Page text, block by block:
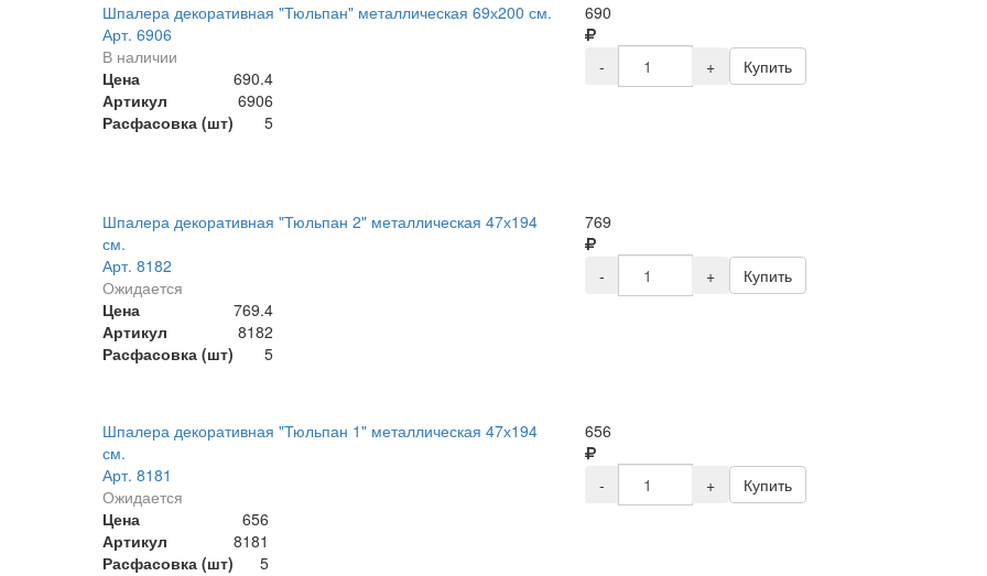
Шпалера декоративная "Тюльпан" металлическая 69х200 см.
Арт. 6906
В наличии
Цена
690.4
Артикул
6906
Расфасовка (шт)
5
690
- + Купить
Шпалера декоративная "Тюльпан 2" металлическая 47х194
см.
Арт. 8182
Ожидается
Цена
769.4
Артикул
8182
Расфасовка (шт)
5
769
- + Купить
Шпалера декоративная "Тюльпан 1" металлическая 47х194
см.
Арт. 8181
Ожидается
Цена
656
Артикул
8181
Расфасовка (шт)
5
656
- + Купить